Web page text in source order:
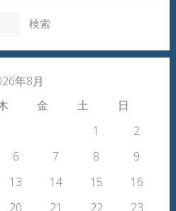
年8月
金 土 日
1
2
6 7 8
9
13 14 15
16
20 21 22
23